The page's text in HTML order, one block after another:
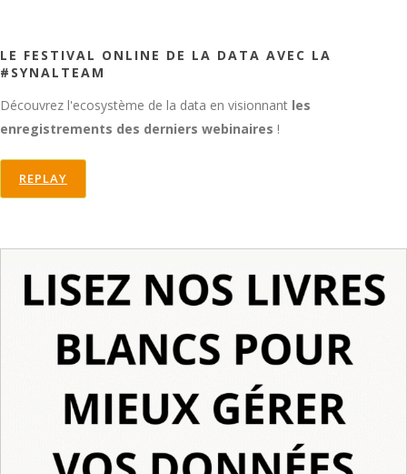
LE FESTIVAL ONLINE DE LA DATA AVEC LA
#SYNALTEAM
Découvrez l'ecosystème de la data en visionnant les
enregistrements des derniers webinaires !
REPLAY